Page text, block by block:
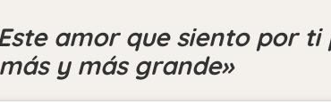
amor que siento por ti
y más grande»